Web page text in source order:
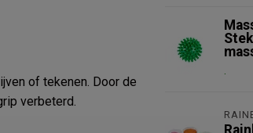
of tekenen. Door de
verbeterd.
.